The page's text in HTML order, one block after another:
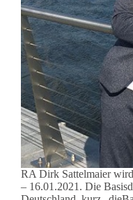
RA Dirk Sattelmaier
– 16.01.2021. Die